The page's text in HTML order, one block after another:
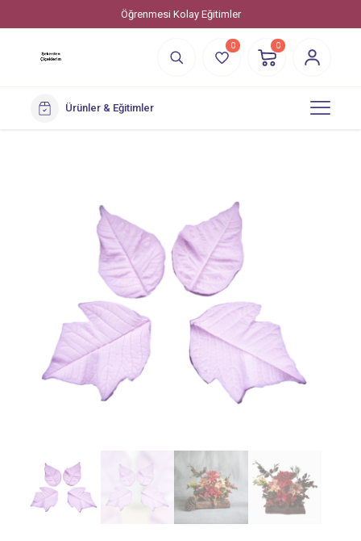
Öğrenmesi Kolay Eğitimler
0 0
Ürünler & Eğitimler